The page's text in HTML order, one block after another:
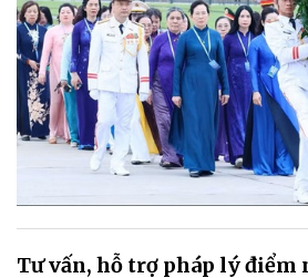
Tư vấn, hỗ trợ pháp lý điểm